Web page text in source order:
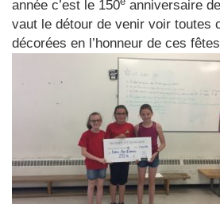
année c’est le 150
anniversaire
vaut le détour de venir voir toutes
décorées en l’honneur de ces